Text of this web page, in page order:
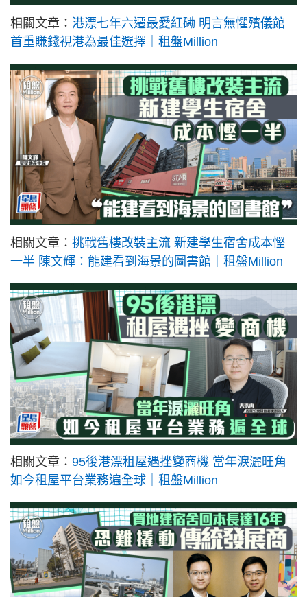
相關文章： 港漂七年六遷最愛紅磡 明言無懼殯儀館
首重賺錢視港為最佳選擇｜租盤Million
相關文章： 挑戰舊樓改裝主流 新建學生宿舍成本慳
一半 陳文輝：能建看到海景的圖書館｜租盤Million
相關文章： 95後港漂租屋遇挫變商機 當年淚灑旺角
如今租屋平台業務遍全球｜租盤Million